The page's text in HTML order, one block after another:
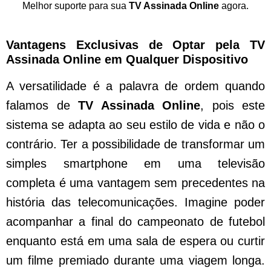
Melhor suporte para sua TV Assinada Online agora.
Vantagens Exclusivas de Optar pela TV
Assinada Online em Qualquer Dispositivo
A versatilidade é a palavra de ordem quando
falamos de TV Assinada Online, pois este
sistema se adapta ao seu estilo de vida e não o
contrário. Ter a possibilidade de transformar um
simples smartphone em uma televisão
completa é uma vantagem sem precedentes na
história das telecomunicações. Imagine poder
acompanhar a final do campeonato de futebol
enquanto está em uma sala de espera ou curtir
um filme premiado durante uma viagem longa.